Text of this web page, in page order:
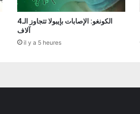
الكونغو: الإصابات بإيبولا تتجاوز الـ4
آلاف
il y a 5 heures